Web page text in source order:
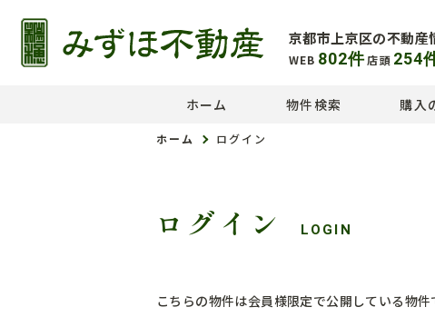
京都市上京区の不動産
WEB 802件店頭 254
ホーム 物件検索 購入
ホーム ログイン
ログイン LOGIN
こちらの物件は会員様限定で公開している物